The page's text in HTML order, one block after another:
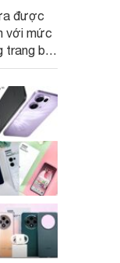
được
với mức
trang bị
sắc.